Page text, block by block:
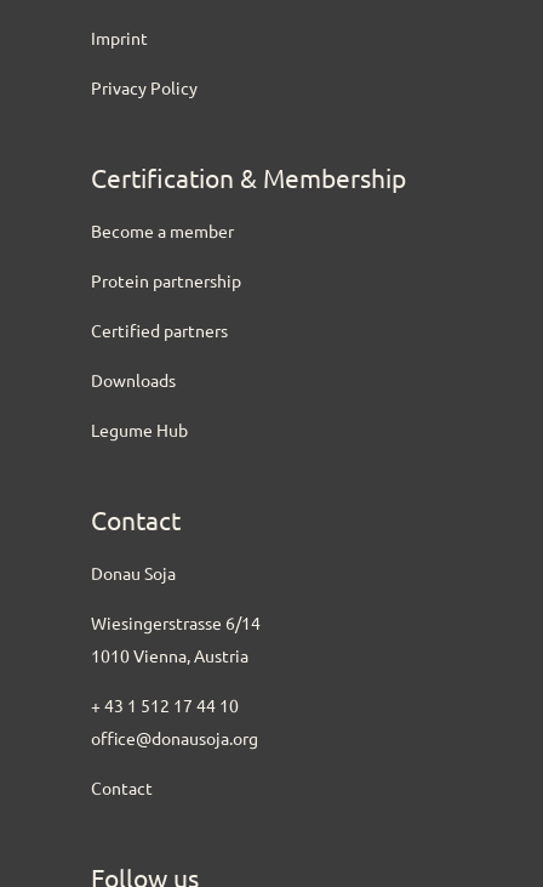
Imprint
Privacy Policy
Certification & Membership
Become a member
Protein partnership
Certified partners
Downloads
Legume Hub
Contact
Donau Soja
Wiesingerstrasse 6/14
1010 Vienna, Austria
+ 43 1 512 17 44 10
office@donausoja.org
Contact
Follow us